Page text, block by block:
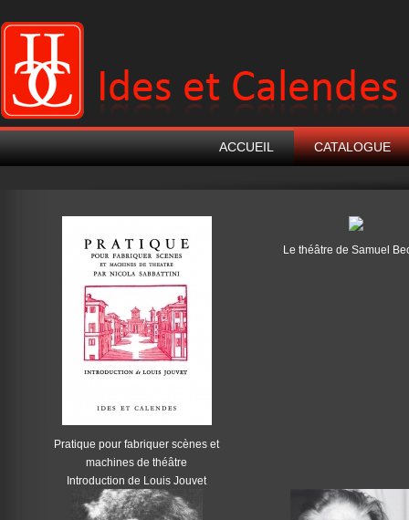
ACCUEIL CATALOGUE
Pratique pour fabriquer scènes et
machines de théâtre
Introduction de Louis Jouvet
Le théâtre de Samuel